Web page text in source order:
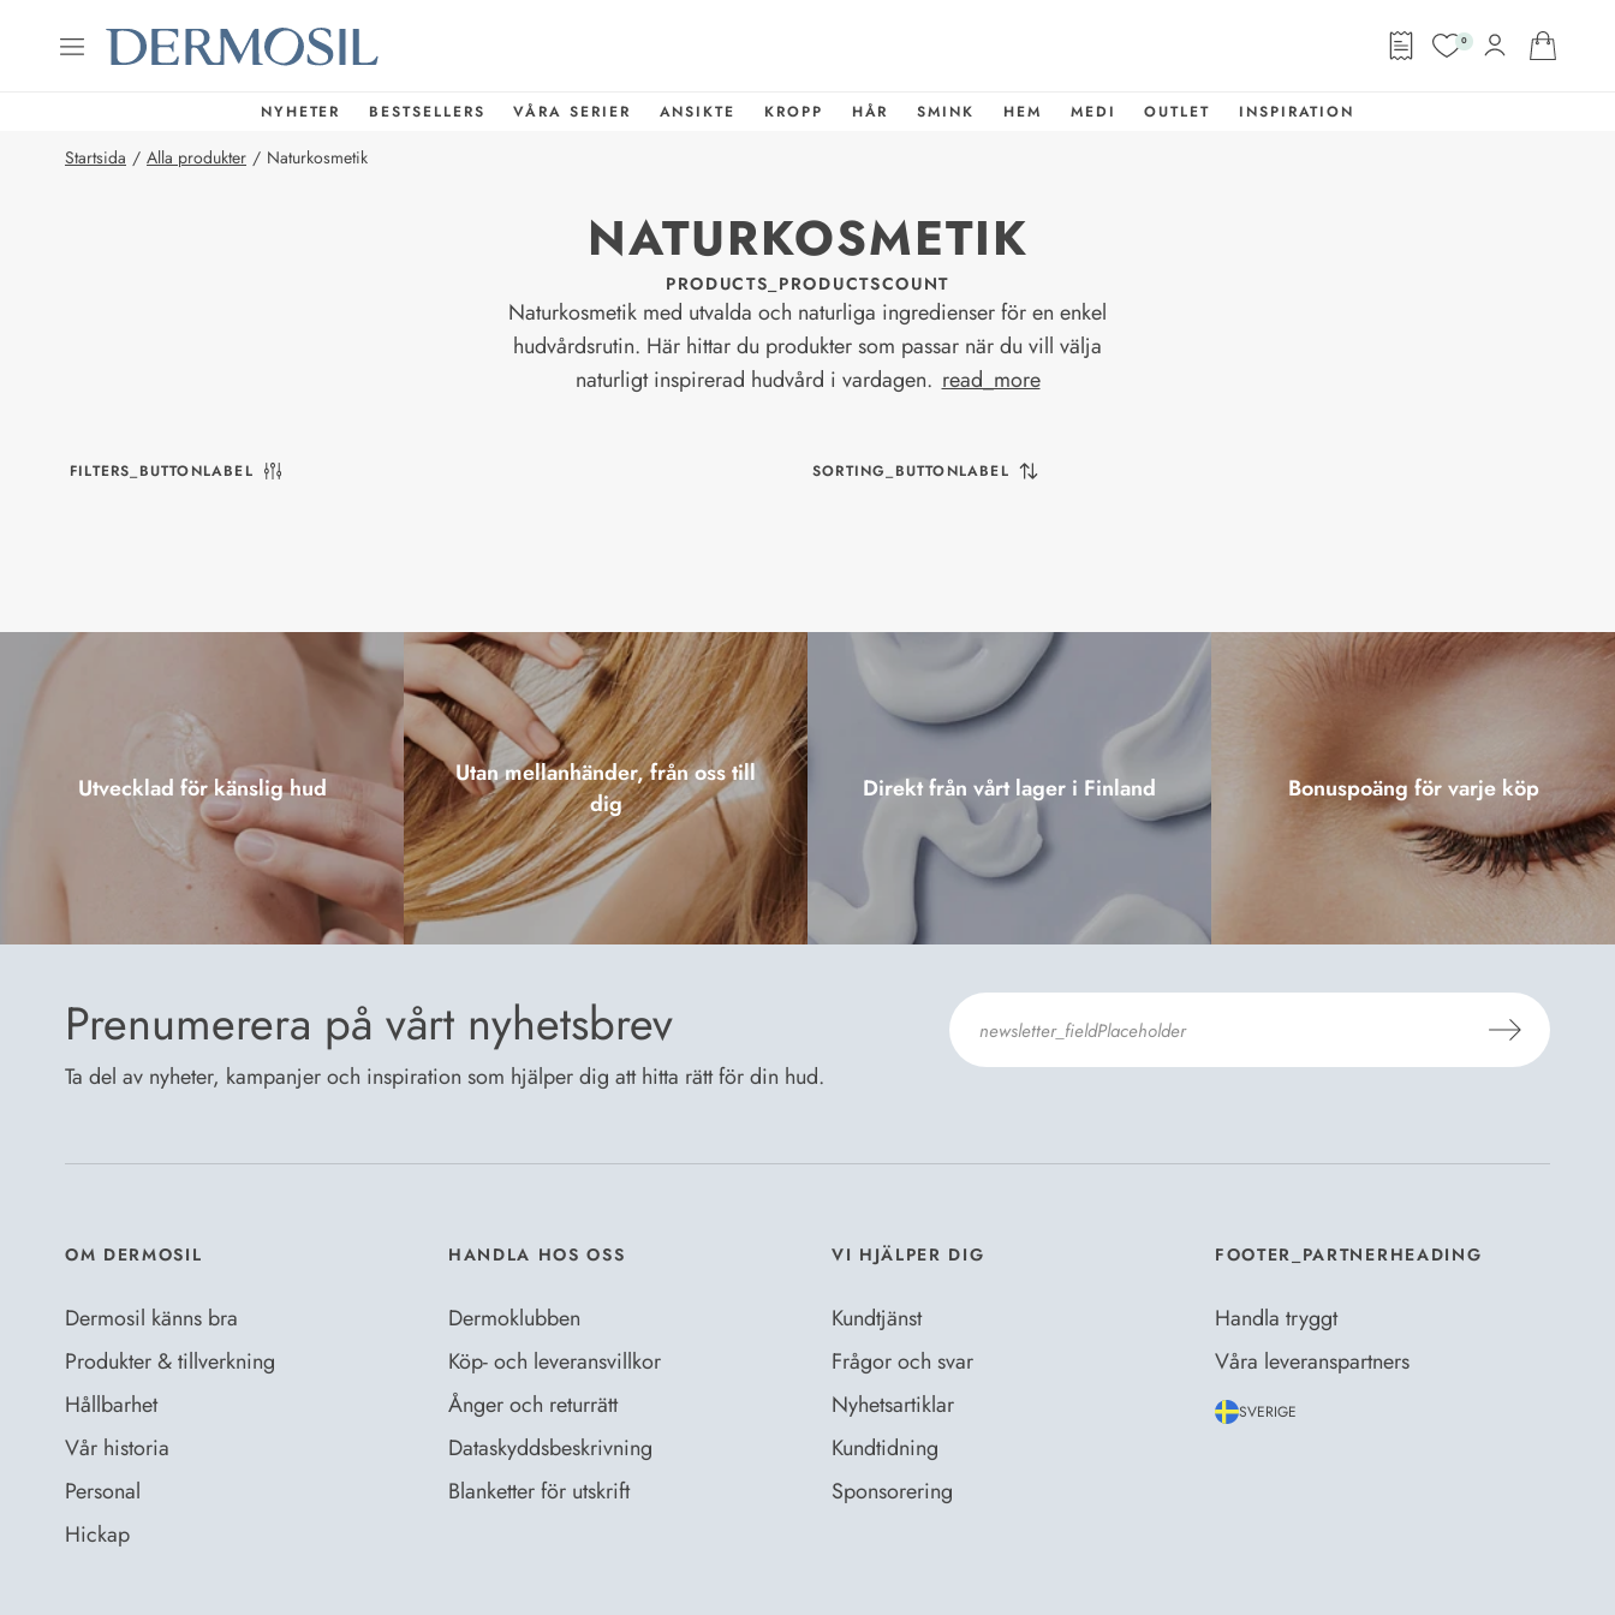
0
NYHETER BESTSELLERS VÅRA SERIER ANSIKTE KROPP HÅR SMINK HEM MEDI OUTLET INSPIRATION
Startsida / Alla produkter / Naturkosmetik
NATURKOSMETIK
PRODUCTS_PRODUCTSCOUNT
Naturkosmetik med utvalda och naturliga ingredienser för en enkel
hudvårdsrutin. Här hittar du produkter som passar när du vill välja
naturligt inspirerad hudvård i vardagen. read_more
FILTERS_BUTTONLABEL SORTING_BUTTONLABEL
Utvecklad för känslig hud
Utan mellanhänder, från oss till
dig
Direkt från vårt lager i Finland Bonuspoäng för varje köp
Prenumerera på vårt nyhetsbrev
Ta del av nyheter, kampanjer och inspiration som hjälper dig att hitta rätt för din hud.
OM DERMOSIL
Dermosil känns bra
Produkter & tillverkning
Hållbarhet
Vår historia
Personal
Hickap
HANDLA HOS OSS
Dermoklubben
Köp- och leveransvillkor
Ånger och returrätt
Dataskyddsbeskrivning
Blanketter för utskrift
VI HJÄLPER DIG
Kundtjänst
Frågor och svar
Nyhetsartiklar
Kundtidning
Sponsorering
FOOTER_PARTNERHEADING
Handla tryggt
Våra leveranspartners
SVERIGE